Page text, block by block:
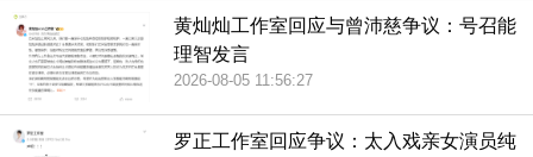
黄灿灿工作室回应与曾沛慈争议：号召能
理智发言
2026-08-05 11:56:27
罗正工作室回应争议：太入戏亲女演员纯